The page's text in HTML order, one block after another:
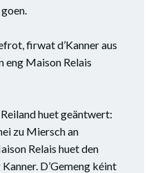
firwat d’Kanner aus
eng Maison Relais
huet geäntwert:
zu Miersch an
Relais huet den
D’Gemeng kéint